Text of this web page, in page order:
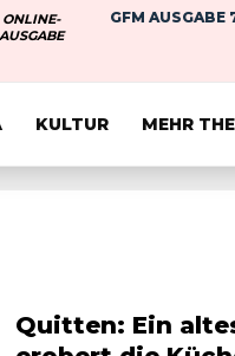
ONLINE-
AUSGABE
GFM AUSGABE
KULTUR MEHR
Quitten: Ein